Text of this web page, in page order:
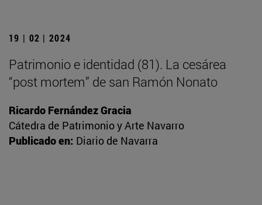
19 | 02 | 2024
Patrimonio e identidad (81). La cesárea
“post mortem” de san Ramón Nonato
Ricardo Fernández Gracia
Cátedra de Patrimonio y Arte Navarro
Publicado en: Diario de Navarra